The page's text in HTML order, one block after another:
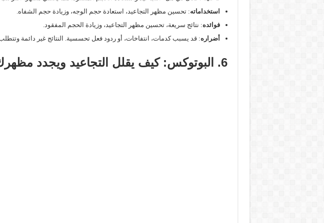
استخداماته: تحسين مظهر التجاعيد، استعادة حجم الوجه، وزيادة حجم الشفاه.
فوائده: نتائج سريعة، تحسين مظهر التجاعيد، وزيادة الحجم المفقود.
أضراره: قد يسبب كدمات، انتفاخات، أو ردود فعل تحسسية. النتائج غير دائمة
6. البوتوكس: كيف يقلل التجاعيد ويجدد مظهرك بلمسة سريعة